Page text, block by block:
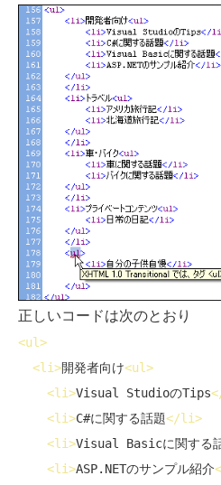
正しいコードは次のとおり
<ul>
<li>開発者向け<ul>
<li>Visual StudioのTips
<li>C#に関する話題</li>
<li>Visual Basicに関する
<li>ASP.NETのサンプル紹介